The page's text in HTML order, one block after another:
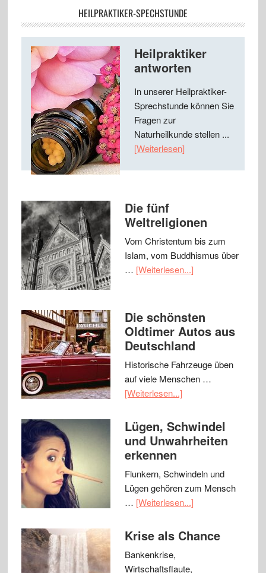
HEILPRAKTIKER-SPECHSTUNDE
Heilpraktiker
antworten
In unserer Heilpraktiker-
Sprechstunde können Sie
Fragen zur
Naturheilkunde stellen ...
[Weiterlesen]
Die fünf
Weltreligionen
Vom Christentum bis zum
Islam, vom Buddhismus über
… [Weiterlesen...]
Die schönsten
Oldtimer Autos aus
Deutschland
Historische Fahrzeuge üben
auf viele Menschen …
[Weiterlesen...]
Lügen, Schwindel
und Unwahrheiten
erkennen
Flunkern, Schwindeln und
Lügen gehören zum Mensch
… [Weiterlesen...]
Krise als Chance
Bankenkrise,
Wirtschaftsflaute,